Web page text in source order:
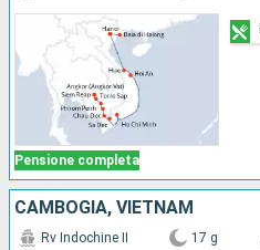
Pensione completa
CAMBOGIA, VIETNAM
Rv Indochine II 17 g